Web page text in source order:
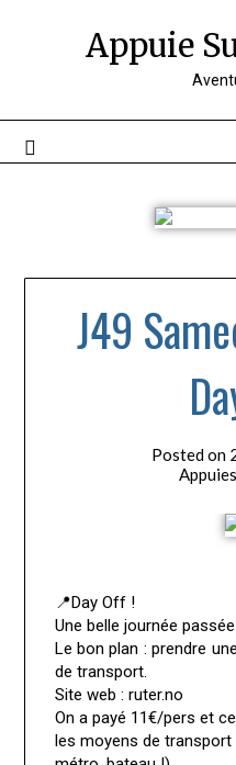
Appuie
J49
Posted on
📍Day Off !
Une belle journée
Le bon plan : prendre
de transport.
Site web : ruter.no
On a payé 11€/pers et
les moyens de transport